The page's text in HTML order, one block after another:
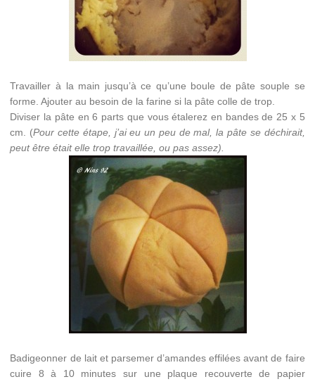
Travailler à la main jusqu’à ce qu’une boule de pâte souple se
forme. Ajouter au besoin de la farine si la pâte colle de trop.
Diviser la pâte en 6 parts que vous étalerez en bandes de 25 x 5
cm. (Pour cette étape, j’ai eu un peu de mal, la pâte se déchirait,
peut être était elle trop travaillée, ou pas assez).
Badigeonner de lait et parsemer d’amandes effilées avant de faire
cuire 8 à 10 minutes sur une plaque recouverte de papier